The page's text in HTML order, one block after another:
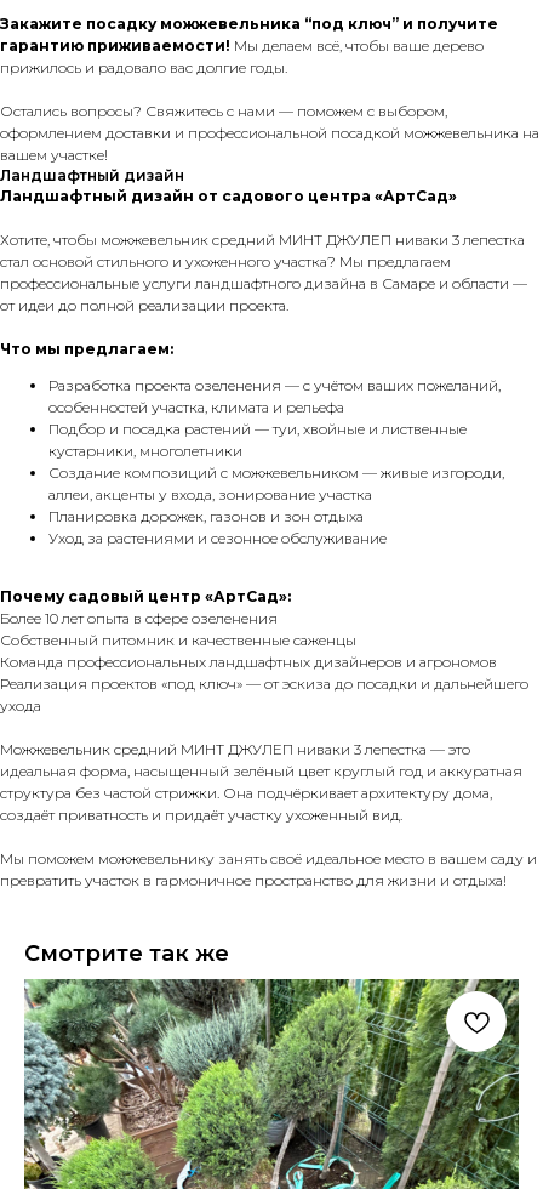
Закажите посадку можжевельника “под ключ” и получите
гарантию приживаемости! Мы делаем всё, чтобы ваше дерево
прижилось и радовало вас долгие годы.
Остались вопросы? Свяжитесь с нами — поможем с выбором,
оформлением доставки и профессиональной посадкой можжевельника на
вашем участке!
Ландшафтный дизайн
Ландшафтный дизайн от садового центра «АртСад»
Хотите, чтобы можжевельник средний МИНТ ДЖУЛЕП ниваки 3 лепестка
стал основой стильного и ухоженного участка? Мы предлагаем
профессиональные услуги ландшафтного дизайна в Самаре и области —
от идеи до полной реализации проекта.
Что мы предлагаем:
Разработка проекта озеленения — с учётом ваших пожеланий,
особенностей участка, климата и рельефа
Подбор и посадка растений — туи, хвойные и лиственные
кустарники, многолетники
Создание композиций с можжевельником — живые изгороди,
аллеи, акценты у входа, зонирование участка
Планировка дорожек, газонов и зон отдыха
Уход за растениями и сезонное обслуживание
Почему садовый центр «АртСад»:
Более 10 лет опыта в сфере озеленения
Собственный питомник и качественные саженцы
Команда профессиональных ландшафтных дизайнеров и агрономов
Реализация проектов «под ключ» — от эскиза до посадки и дальнейшего
ухода
Можжевельник средний МИНТ ДЖУЛЕП ниваки 3 лепестка — это
идеальная форма, насыщенный зелёный цвет круглый год и аккуратная
структура без частой стрижки. Она подчёркивает архитектуру дома,
создаёт приватность и придаёт участку ухоженный вид.
Мы поможем можжевельнику занять своё идеальное место в вашем саду и
превратить участок в гармоничное пространство для жизни и отдыха!
Смотрите так же